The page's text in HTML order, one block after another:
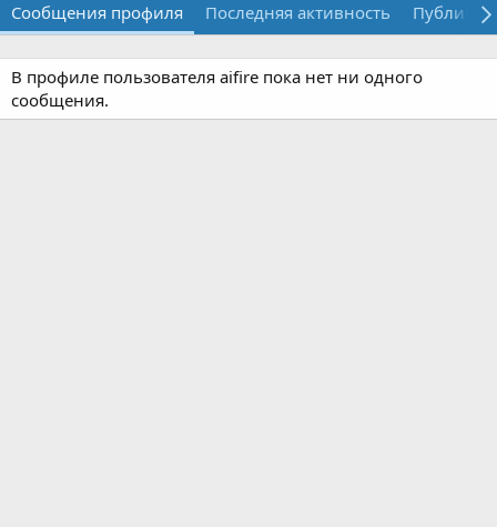
Сообщения профиля Последняя активность
В профиле пользователя aifire пока нет ни одного
сообщения.